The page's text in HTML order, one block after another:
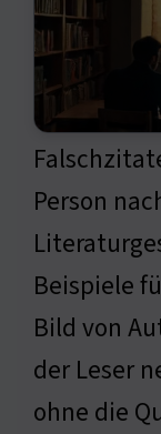
Person
Beispiele
Bild von
der Leser
ohne die